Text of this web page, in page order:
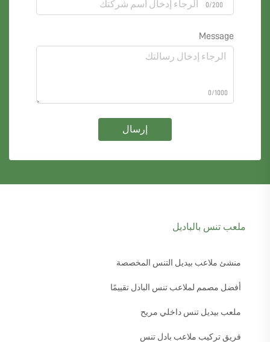
0/200
Message
0/1000
إرسال
ملعب تنس بالباديل
منشئ ملاعب بيديل التنس المخصصة
أفضل مصمم لملاعب تنس البادل تقييمًا
ملعب بيديل تنس داخلي مريح
فريق تركيب ملاعب بادل تنس